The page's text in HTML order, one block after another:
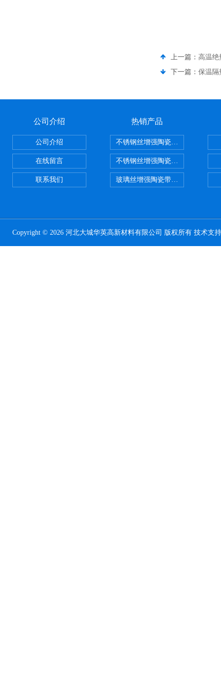
上一篇： 高温绝
下一篇： 保温隔
公司介绍
公司介绍
在线留言
联系我们
热销产品
不锈钢丝增强陶瓷纤维布，陶瓷布
不锈钢丝增强陶瓷纤维布应用范围
玻璃丝增强陶瓷带，硅酸铝纤维
Copyright © 2026 河北大城华英高新材料有限公司 版权所有 技术支